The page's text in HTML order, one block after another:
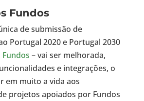
Fundos
de submissão de
Portugal 2020 e Portugal 2030
Fundos – vai ser melhorada,
e integrações, o
em muito a vida aos
projetos apoiados por Fundos